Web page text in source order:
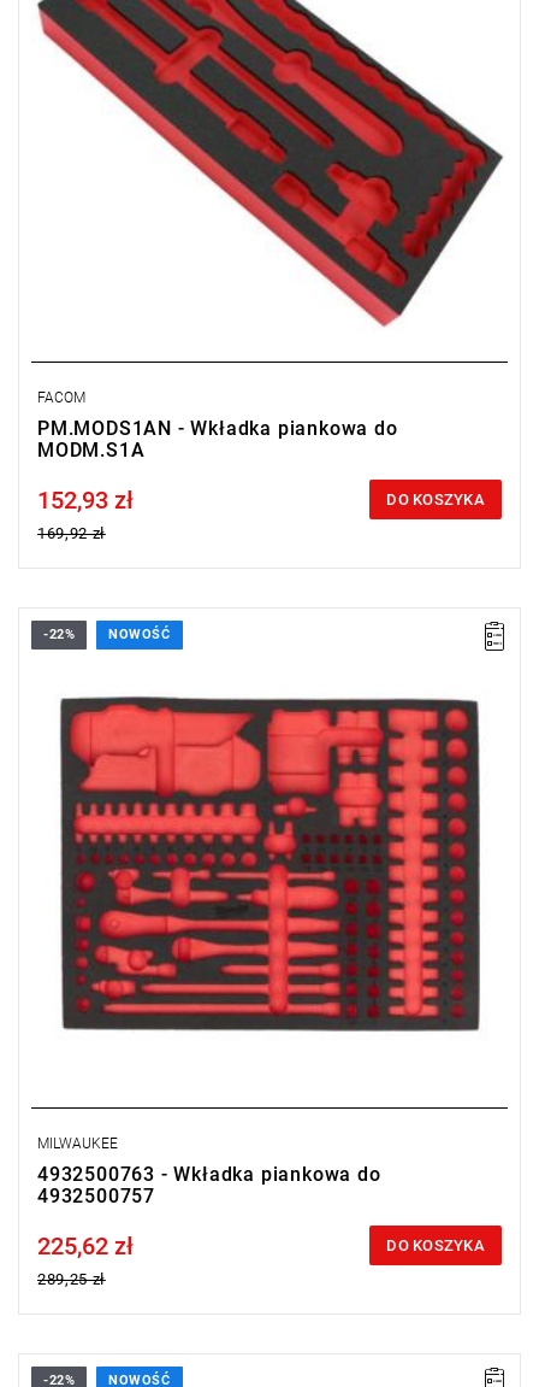
FACOM
PM.MODS1AN - Wkładka piankowa do
MODM.S1A
Price tax included
152,93 zł
169,92 zł
DO KOSZYKA
-22% NOWOŚĆ
MILWAUKEE
4932500763 - Wkładka piankowa do
4932500757
Price tax included
225,62 zł
289,25 zł
DO KOSZYKA
-22% NOWOŚĆ